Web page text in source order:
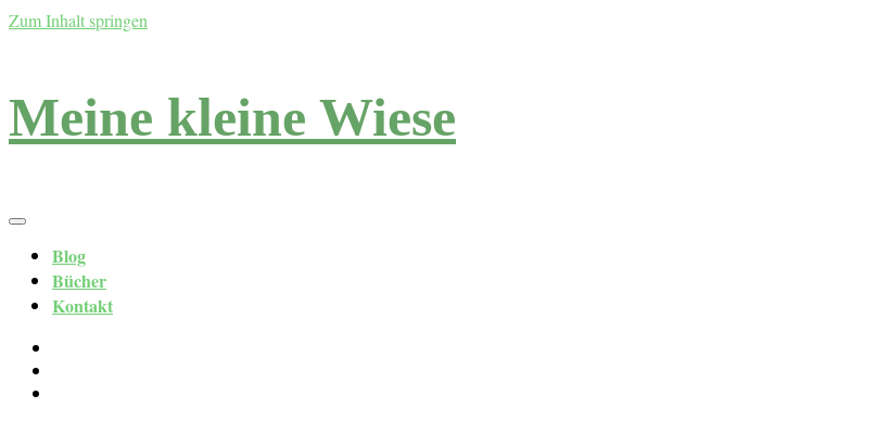
Zum Inhalt springen
Meine kleine Wiese
Blog
Bücher
Kontakt